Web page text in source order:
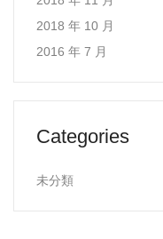
2018 年 10 月
2016 年 7 月
Categories
未分類